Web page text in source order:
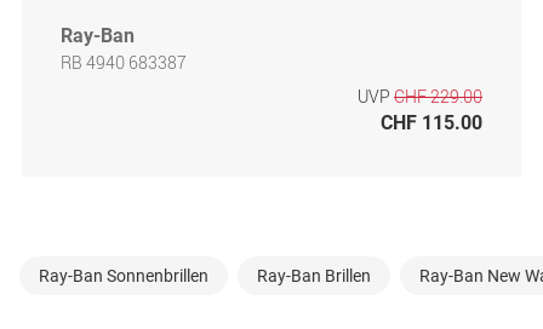
Ray-Ban
RB 4940 683387
UVP CHF 229.00
CHF 115.00
Ray-Ban Sonnenbrillen Ray-Ban Brillen Ray-Ban New